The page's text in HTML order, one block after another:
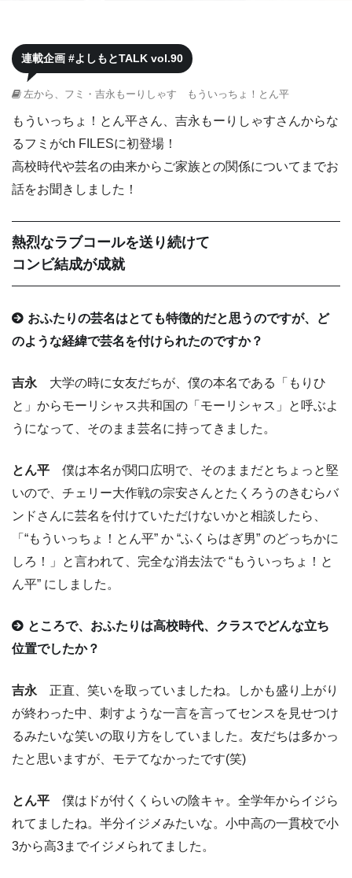
連載企画 #よしもとTALK vol.90
左から、フミ・吉永もーりしゃす もういっちょ！とん平
もういっちょ！とん平さん、吉永もーりしゃすさんからな
るフミがch FILESに初登場！
高校時代や芸名の由来からご家族との関係についてまでお
話をお聞きしました！
熱烈なラブコールを送り続けて
コンビ結成が成就
おふたりの芸名はとても特徴的だと思うのですが、ど
のような経緯で芸名を付けられたのですか？
吉永 大学の時に女友だちが、僕の本名である「もりひ
と」からモーリシャス共和国の「モーリシャス」と呼ぶよ
うになって、そのまま芸名に持ってきました。
とん平 僕は本名が関口広明で、そのままだとちょっと堅
いので、チェリー大作戦の宗安さんとたくろうのきむらバ
ンドさんに芸名を付けていただけないかと相談したら、
「“もういっちょ！とん平” か “ふくらはぎ男” のどっちかに
しろ！」と言われて、完全な消去法で “もういっちょ！と
ん平” にしました。
ところで、おふたりは高校時代、クラスでどんな立ち
位置でしたか？
吉永 正直、笑いを取っていましたね。しかも盛り上がり
が終わった中、刺すような一言を言ってセンスを見せつけ
るみたいな笑いの取り方をしていました。友だちは多かっ
たと思いますが、モテてなかったです(笑)
とん平 僕はドが付くくらいの陰キャ。全学年からイジら
れてましたね。半分イジメみたいな。小中高の一貫校で小
3から高3までイジメられてました。